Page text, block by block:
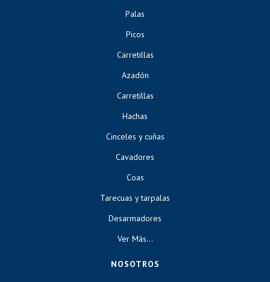
Palas
Picos
Carretillas
Azadón
Carretillas
Hachas
Cinceles y cuñas
Cavadores
Coas
Tarecuas y tarpalas
Desarmadores
Ver Más...
NOSOTROS